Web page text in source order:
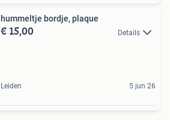
hummeltje bordje, plaque
€ 15,00 Details
Leiden 5 jun 26